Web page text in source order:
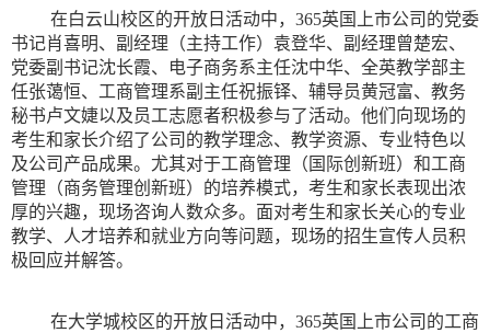
在白云山校区的开放日活动中，365英国上市公司的党委
书记肖喜明、副经理（主持工作）袁登华、副经理曾楚宏、
党委副书记沈长霞、电子商务系主任沈中华、全英教学部主
任张蔼恒、工商管理系副主任祝振铎、辅导员黄冠富、教务
秘书卢文婕以及员工志愿者积极参与了活动。他们向现场的
考生和家长介绍了公司的教学理念、教学资源、专业特色以
及公司产品成果。尤其对于工商管理（国际创新班）和工商
管理（商务管理创新班）的培养模式，考生和家长表现出浓
厚的兴趣，现场咨询人数众多。面对考生和家长关心的专业
教学、人才培养和就业方向等问题，现场的招生宣传人员积
极回应并解答。
在大学城校区的开放日活动中，365英国上市公司的工商